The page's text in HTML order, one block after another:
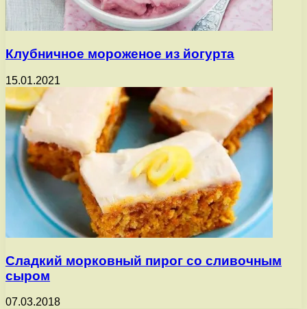
Клубничное мороженое из йогурта
15.01.2021
Сладкий морковный пирог со сливочным
сыром
07.03.2018